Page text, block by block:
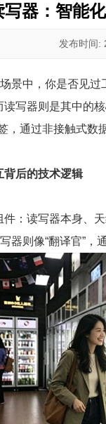
写器：智能
发布时间:
景中，你是否见
写器则是其中的
，通过非接触式
背后的技术逻辑
：读写器本身、
器则像“翻译官”